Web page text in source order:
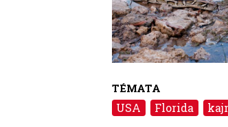
TÉMATA
USA Florida